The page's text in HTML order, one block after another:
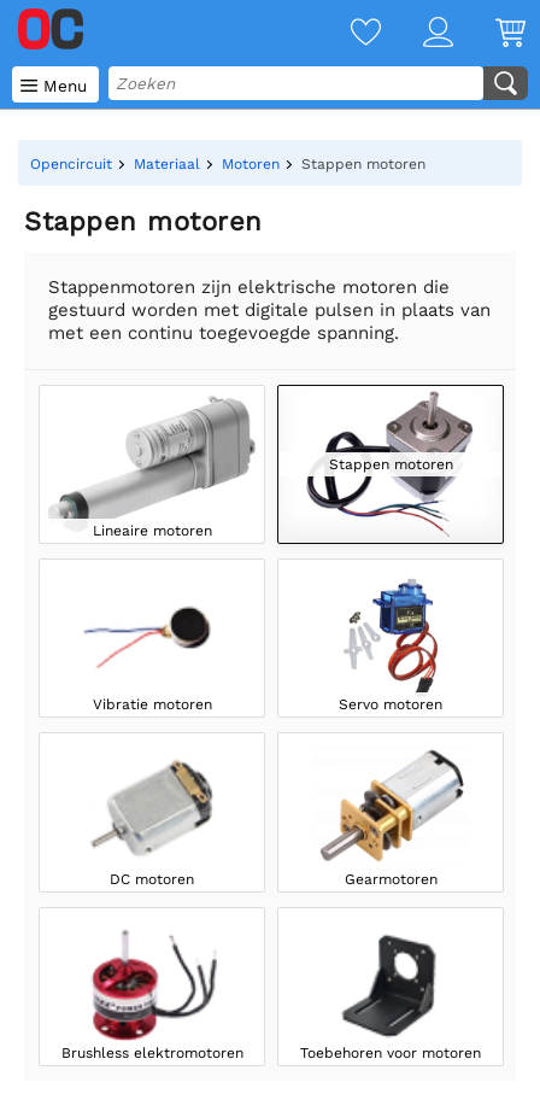
 Menu
Opencircuit Materiaal Motoren Stappen motoren
Stappen motoren
Stappenmotoren zijn elektrische motoren die
gestuurd worden met digitale pulsen in plaats van
met een continu toegevoegde spanning.
Lineaire motoren
Stappen motoren
Vibratie motoren Servo motoren
DC motoren Gearmotoren
Brushless elektromotoren Toebehoren voor motoren